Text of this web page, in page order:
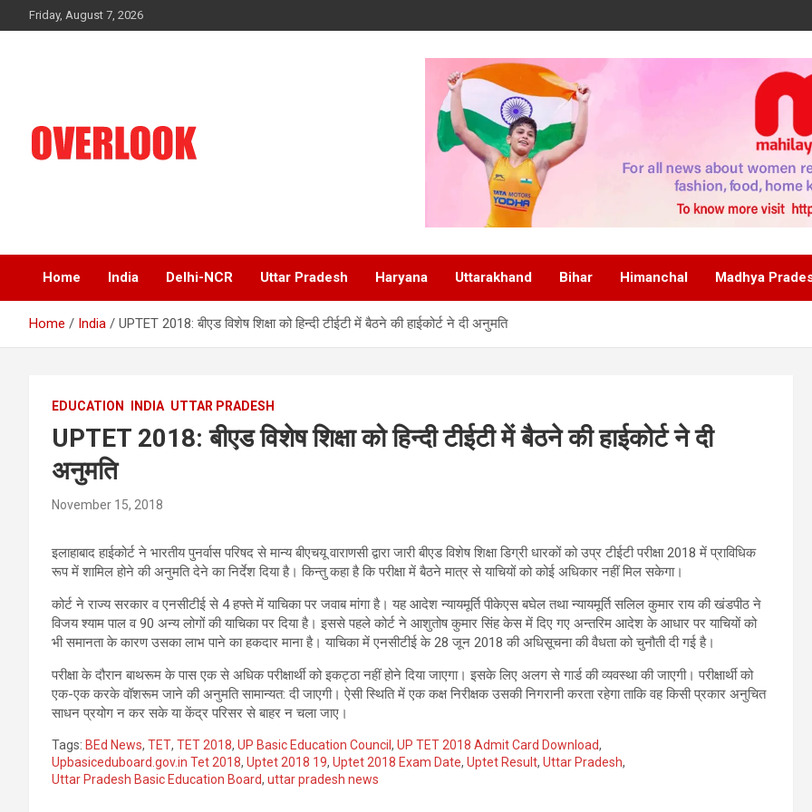
to
Friday, August 7, 2026
Home India Delhi-NCR Uttar Pradesh Haryana Uttarakhand Bihar Himanchal Madhya
Home India UPTET 2018: बीएड विशेष शिक्षा को हिन्दी टीईटी में बैठने की हाईकोर्ट ने दी अनुमति
EDUCATION INDIA UTTAR PRADESH
UPTET 2018: बीएड विशेष शिक्षा को हिन्दी टीईटी में बैठने की हाईकोर्ट ने दी
अनुमति
November 15, 2018
इलाहाबाद हाईकोर्ट ने भारतीय पुनर्वास परिषद से मान्य बीएचयू वाराणसी द्वारा जारी बीएड विशेष शिक्षा डिग्री धारकों को उप्र टीईटी परीक्षा 2018 में प्राविधिक
रूप में शामिल होने की अनुमति देने का निर्देश दिया है। किन्तु कहा है कि परीक्षा में बैठने मात्र से याचियों को कोई अधिकार नहीं मिल सकेगा।
कोर्ट ने राज्य सरकार व एनसीटीई से 4 हफ्ते में याचिका पर जवाब मांगा है। यह आदेश न्यायमूर्ति पीकेएस बघेल तथा न्यायमूर्ति सलिल कुमार राय की खंडपीठ ने
विजय श्याम पाल व 90 अन्य लोगों की याचिका पर दिया है। इससे पहले कोर्ट ने आशुतोष कुमार सिंह केस में दिए गए अन्तरिम आदेश के आधार पर याचियों को
भी समानता के कारण उसका लाभ पाने का हकदार माना है। याचिका में एनसीटीई के 28 जून 2018 की अधिसूचना की वैधता को चुनौती दी गई है।
परीक्षा के दौरान बाथरूम के पास एक से अधिक परीक्षार्थी को इकट्ठा नहीं होने दिया जाएगा। इसके लिए अलग से गार्ड की व्यवस्था की जाएगी। परीक्षार्थी को
एक-एक करके वॉशरूम जाने की अनुमति सामान्यत: दी जाएगी। ऐसी स्थिति में एक कक्ष निरीक्षक उसकी निगरानी करता रहेगा ताकि वह किसी प्रकार अनुचित
साधन प्रयोग न कर सके या केंद्र परिसर से बाहर न चला जाए।
Tags: BEd News, TET, TET 2018, UP Basic Education Council , UP TET 2018 Admit Card Download,
Upbasiceduboard.gov.in Tet 2018, Uptet 2018 19, Uptet 2018 Exam Date, Uptet Result, Uttar Pradesh,
Uttar Pradesh Basic Education Board, uttar pradesh news